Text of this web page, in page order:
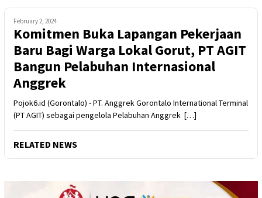
February 2, 2024
Komitmen Buka Lapangan Pekerjaan
Baru Bagi Warga Lokal Gorut, PT AGIT
Bangun Pelabuhan Internasional
Anggrek
Pojok6.id (Gorontalo) - PT. Anggrek Gorontalo International Terminal
(PT AGIT) sebagai pengelola Pelabuhan Anggrek […]
RELATED NEWS